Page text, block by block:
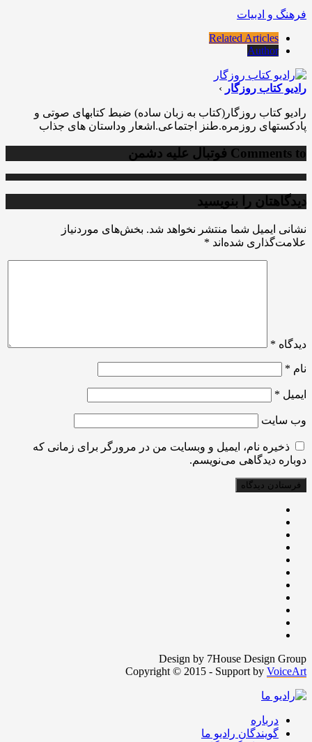
فرهنگ و ادبیات
Related Articles
Author
رادیو کتاب روزگار ›
رادیو کتاب روزگار(کتاب به زبان ساده) ضبط کتابهای صوتی و
پادکستهای روزمره.طنز اجتماعی.اشعار وداستان های جذاب
Comments to فوتبال علیه دشمن
دیدگاهتان را بنویسید
نشانی ایمیل شما منتشر نخواهد شد. بخش‌های موردنیاز
علامت‌گذاری شده‌اند *
دیدگاه *
نام *
ایمیل *
وب‌ سایت
ذخیره نام، ایمیل و وبسایت من در مرورگر برای زمانی که
دوباره دیدگاهی می‌نویسم.
Design by 7House Design Group
Copyright © 2015 - Support by VoiceArt
درباره
گویندگان رادیو ما